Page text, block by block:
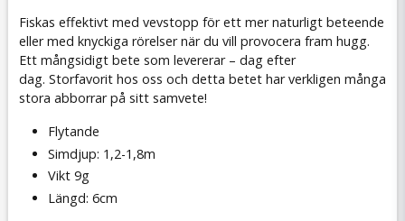
Fiskas effektivt med vevstopp för ett mer naturligt beteende
eller med knyckiga rörelser när du vill provocera fram hugg.
Ett mångsidigt bete som levererar – dag efter
dag. Storfavorit hos oss och detta betet har verkligen många
stora abborrar på sitt samvete!
Flytande
Simdjup: 1,2-1,8m
Vikt 9g
Längd: 6cm